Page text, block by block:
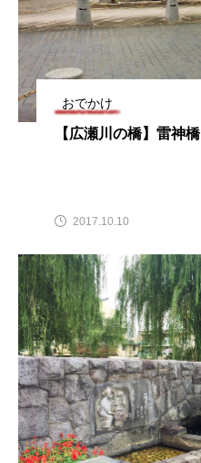
おでかけ
【広瀬川の橋】雷神橋
2017.10.10